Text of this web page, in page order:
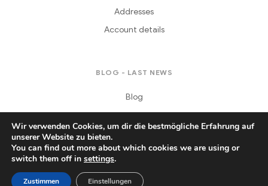
Addresses
Account details
BLOG - LAST NEWS
Blog
Copyright © 2021Daferera
Wir verwenden Cookies, um dir die bestmögliche Erfahrung auf
unserer Website zu bieten.
You can find out more about which cookies we are using or
switch them off in settings.
Zustimmen Einstellungen